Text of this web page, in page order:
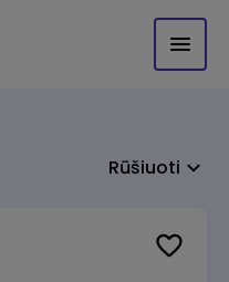
Rūšiuoti